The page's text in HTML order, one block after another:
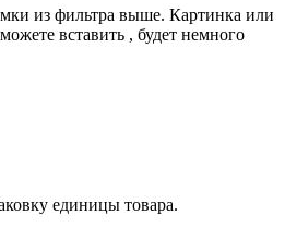
из фильтра выше. Картинка или
вставить , будет немного
единицы товара.